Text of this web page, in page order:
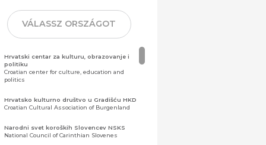
VÁLASSZ ORSZÁGOT
Hrvatski centar za kulturu, obrazovanje i
politiku
Croatian center for culture, education and
politics
Hrvatsko kulturno društvo u Gradišću HKD
Croatian Cultural Association of Burgenland
Narodni svet koroških Slovencev NSKS
National Council of Carinthian Slovenes